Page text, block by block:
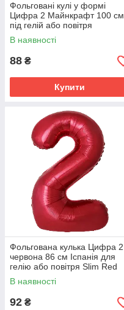
Фольговані кулі у формі
Цифра 2 Майнкрафт 100 см
під гелій або повітря
В наявності
88 ₴
Купити
Фольгована кулька Цифра 2
червона 86 см Іспанія для
гелію або повітря Slim Red
34"
В наявності
92 ₴